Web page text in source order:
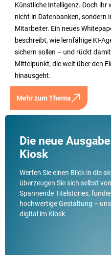
Künstliche Intelligenz. Doch
nicht in Datenbanken, sondern
Mitarbeiter. Ein neues
beschreibt, wie lernfähige KI-
sichern sollen – und rückt
Mittelpunkt, die weit über den
hinausgeht.
Mehr zum Thema
Die neue
Kiosk
Werfen Sie einen Blick in die
überzeugen Sie sich selbst
Spannende Titelstories,
hochwertige Gestaltung –
digital im Kiosk.